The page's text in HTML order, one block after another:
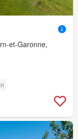
et-Garonne,